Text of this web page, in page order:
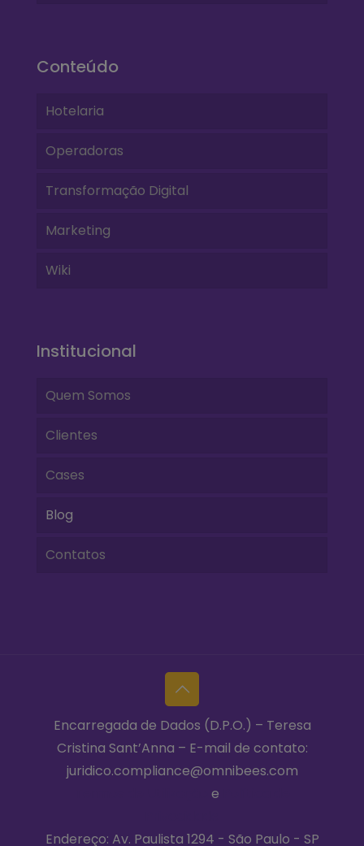
Conteúdo
Hotelaria
Operadoras
Transformação Digital
Marketing
Wiki
Institucional
Quem Somos
Clientes
Cases
Blog
Contatos
Encarregada de Dados (D.P.O.) – Teresa
Cristina Sant’Anna – E-mail de contato:
juridico.compliance@omnibees.com
e
Endereço: Av. Paulista 1294 - São Paulo - SP